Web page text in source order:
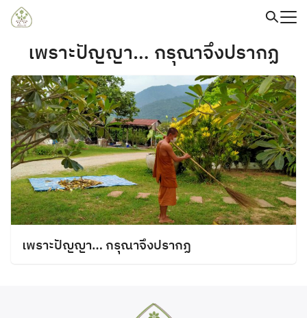
Skip
เพราะปัญญา… กรุณาจึงปรากฏ
เพราะปัญญา… กรุณาจึงปรากฏ